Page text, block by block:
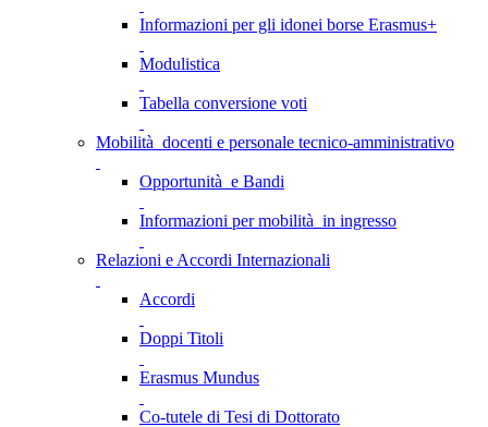
Informazioni per gli idonei borse Erasmus+
Modulistica
Tabella conversione voti
Mobilità docenti e personale tecnico-amministrativo
Opportunità e Bandi
Informazioni per mobilità in ingresso
Relazioni e Accordi Internazionali
Accordi
Doppi Titoli
Erasmus Mundus
Co-tutele di Tesi di Dottorato